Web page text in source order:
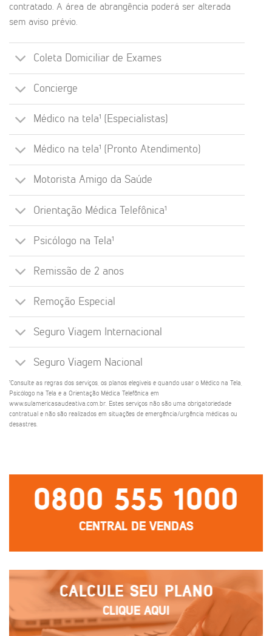
contratado. A área de abrangência poderá ser alterada
sem aviso prévio.
Coleta Domiciliar de Exames
Concierge
Médico na tela¹ (Especialistas)
Médico na tela¹ (Pronto Atendimento)
Motorista Amigo da Saúde
Orientação Médica Telefônica¹
Psicólogo na Tela¹
Remissão de 2 anos
Remoção Especial
Seguro Viagem Internacional
Seguro Viagem Nacional
¹Consulte as regras dos serviços, os planos elegíveis e quando usar o Médico na Tela,
Psicólogo na Tela e a Orientação Médica Telefônica em
www.sulamericasaudeativa.com.br. Estes serviços não são uma obrigatoriedade
contratual e não são realizados em situações de emergência/urgência médicas ou
desastres.
0800 555 1000
CENTRAL DE VENDAS
CALCULE SEU PLANO
CLIQUE AQUI